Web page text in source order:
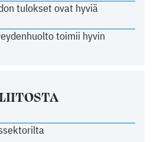
tulokset ovat hyviä
toimii hyvin